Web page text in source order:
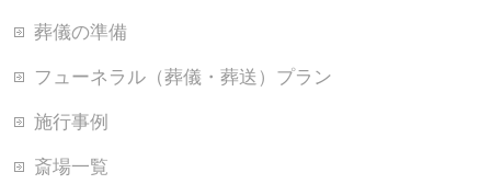
葬儀の準備
フューネラル（葬儀・葬送）プラン
施行事例
斎場一覧